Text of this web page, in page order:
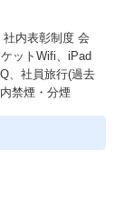
内表彰制度 会
ットWifi、iPad
、社員旅行(過去
禁煙・分煙